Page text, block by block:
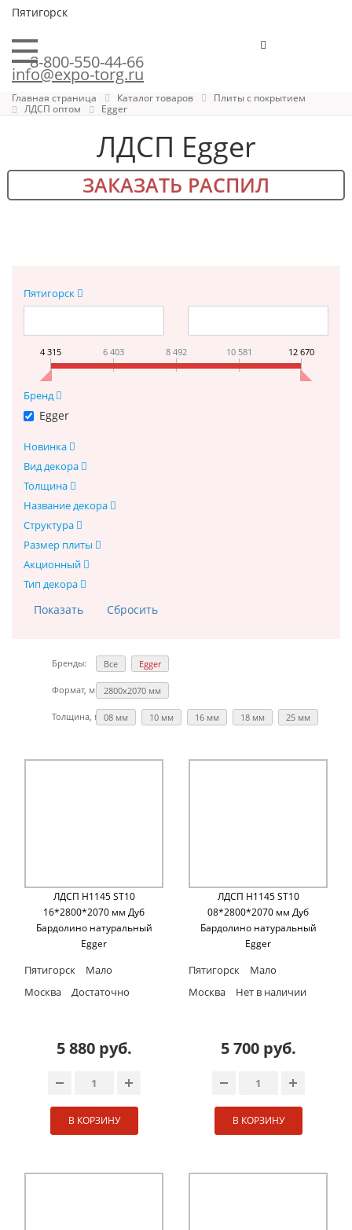
Пятигорск
8-800-550-44-66
info@expo-torg.ru
Главная страница Каталог товаров
Плиты с покрытием
ЛДСП оптом
Egger
ЛДСП Egger
ЗАКАЗАТЬ РАСПИЛ
Пятигорск
4 315 6 403 8 492 10 581 12 670
Бренд
Egger
Новинка
Вид декора
Толщина
Название декора
Структура
Размер плиты
Акционный
Тип декора
Бренды: Все Egger
Формат, мм: 2800х2070 мм
Толщина, мм:08 мм 10 мм 16 мм 18 мм 25 мм
ЛДСП H1145 ST10
16*2800*2070 мм Дуб
Бардолино натуральный
Egger
Пятигорск
Мало
Москва
Достаточно
5 880 руб.
В КОРЗИНУ
ЛДСП H1145 ST10
08*2800*2070 мм Дуб
Бардолино натуральный
Egger
Пятигорск
Мало
Москва
Нет в наличии
5 700 руб.
В КОРЗИНУ